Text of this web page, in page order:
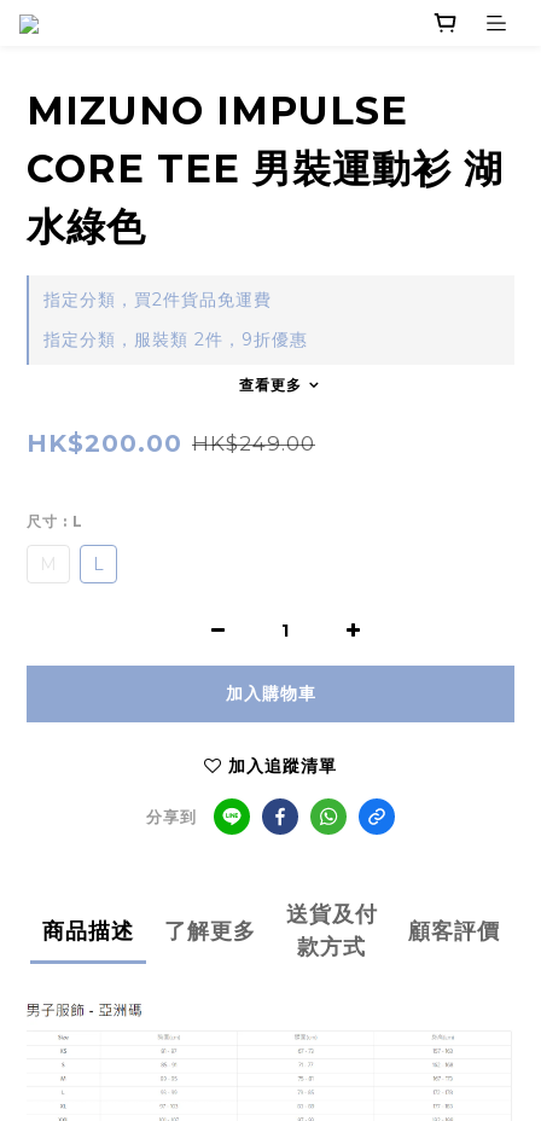
MIZUNO IMPULSE
CORE TEE 男裝運動衫 湖
水綠色
指定分類，買2件貨品免運費
指定分類，服裝類 2件，9折優惠
查看更多
HK$200.00 HK$249.00
尺寸 : L
M L
加入購物車
加入追蹤清單
分享到
商品描述 了解更多
送貨及付
款方式
顧客評價